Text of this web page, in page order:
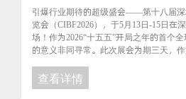
引爆行业期待的超级盛会——第十八届
览会（CIBF2026），于5月13日-15日在
场！作为2026“十五五”开局之年的首个
的意义非同寻常。此次展会为期三天，作
查看详情